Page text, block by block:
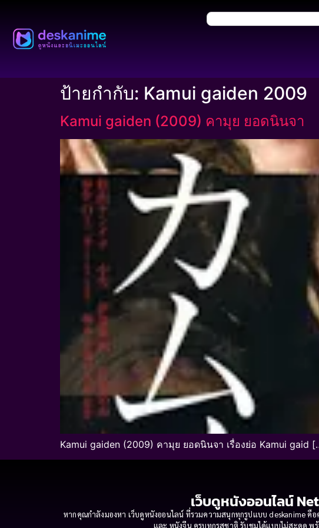
ป้ายกำกับ: Kamui gaiden 2009
Kamui gaiden (2009) คามุย ยอดนินจา
Kamui gaiden (2009) คามุย ยอดนินจา เรื่องย่อ Kamui gaid
เว็บดูหนังออนไลน์
หากคุณกำลังมองหา เว็บดูหนังออนไลน์ ที่รวมความสนุกทุกรูปแบบ deskanime
และ หนังจีน ครบทุกรสชาติ รับชมได้แบบไม่สะดุด พ